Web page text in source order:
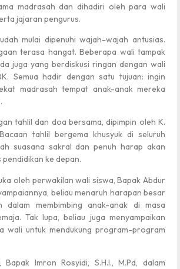
madrasah dan dihadiri oleh para wali
jajaran pengurus.
mulai dipenuhi wajah-wajah antusias.
terasa hangat. Beberapa wali tampak
juga yang berdiskusi ringan dengan wali
Semua hadir dengan satu tujuan: ingin
madrasah tempat anak-anak mereka
tahlil dan doa bersama, dipimpin oleh K.
tahlil bergema khusyuk di seluruh
suasana sakral dan penuh harap akan
ke depan.
oleh perwakilan wali siswa, Bapak Abdur
beliau menaruh harapan besar
dalam membimbing anak-anak di masa
Tak lupa, beliau juga menyampaikan
wali untuk mendukung program-program
Bapak Imron Rosyidi, S.H.I., M.Pd, dalam